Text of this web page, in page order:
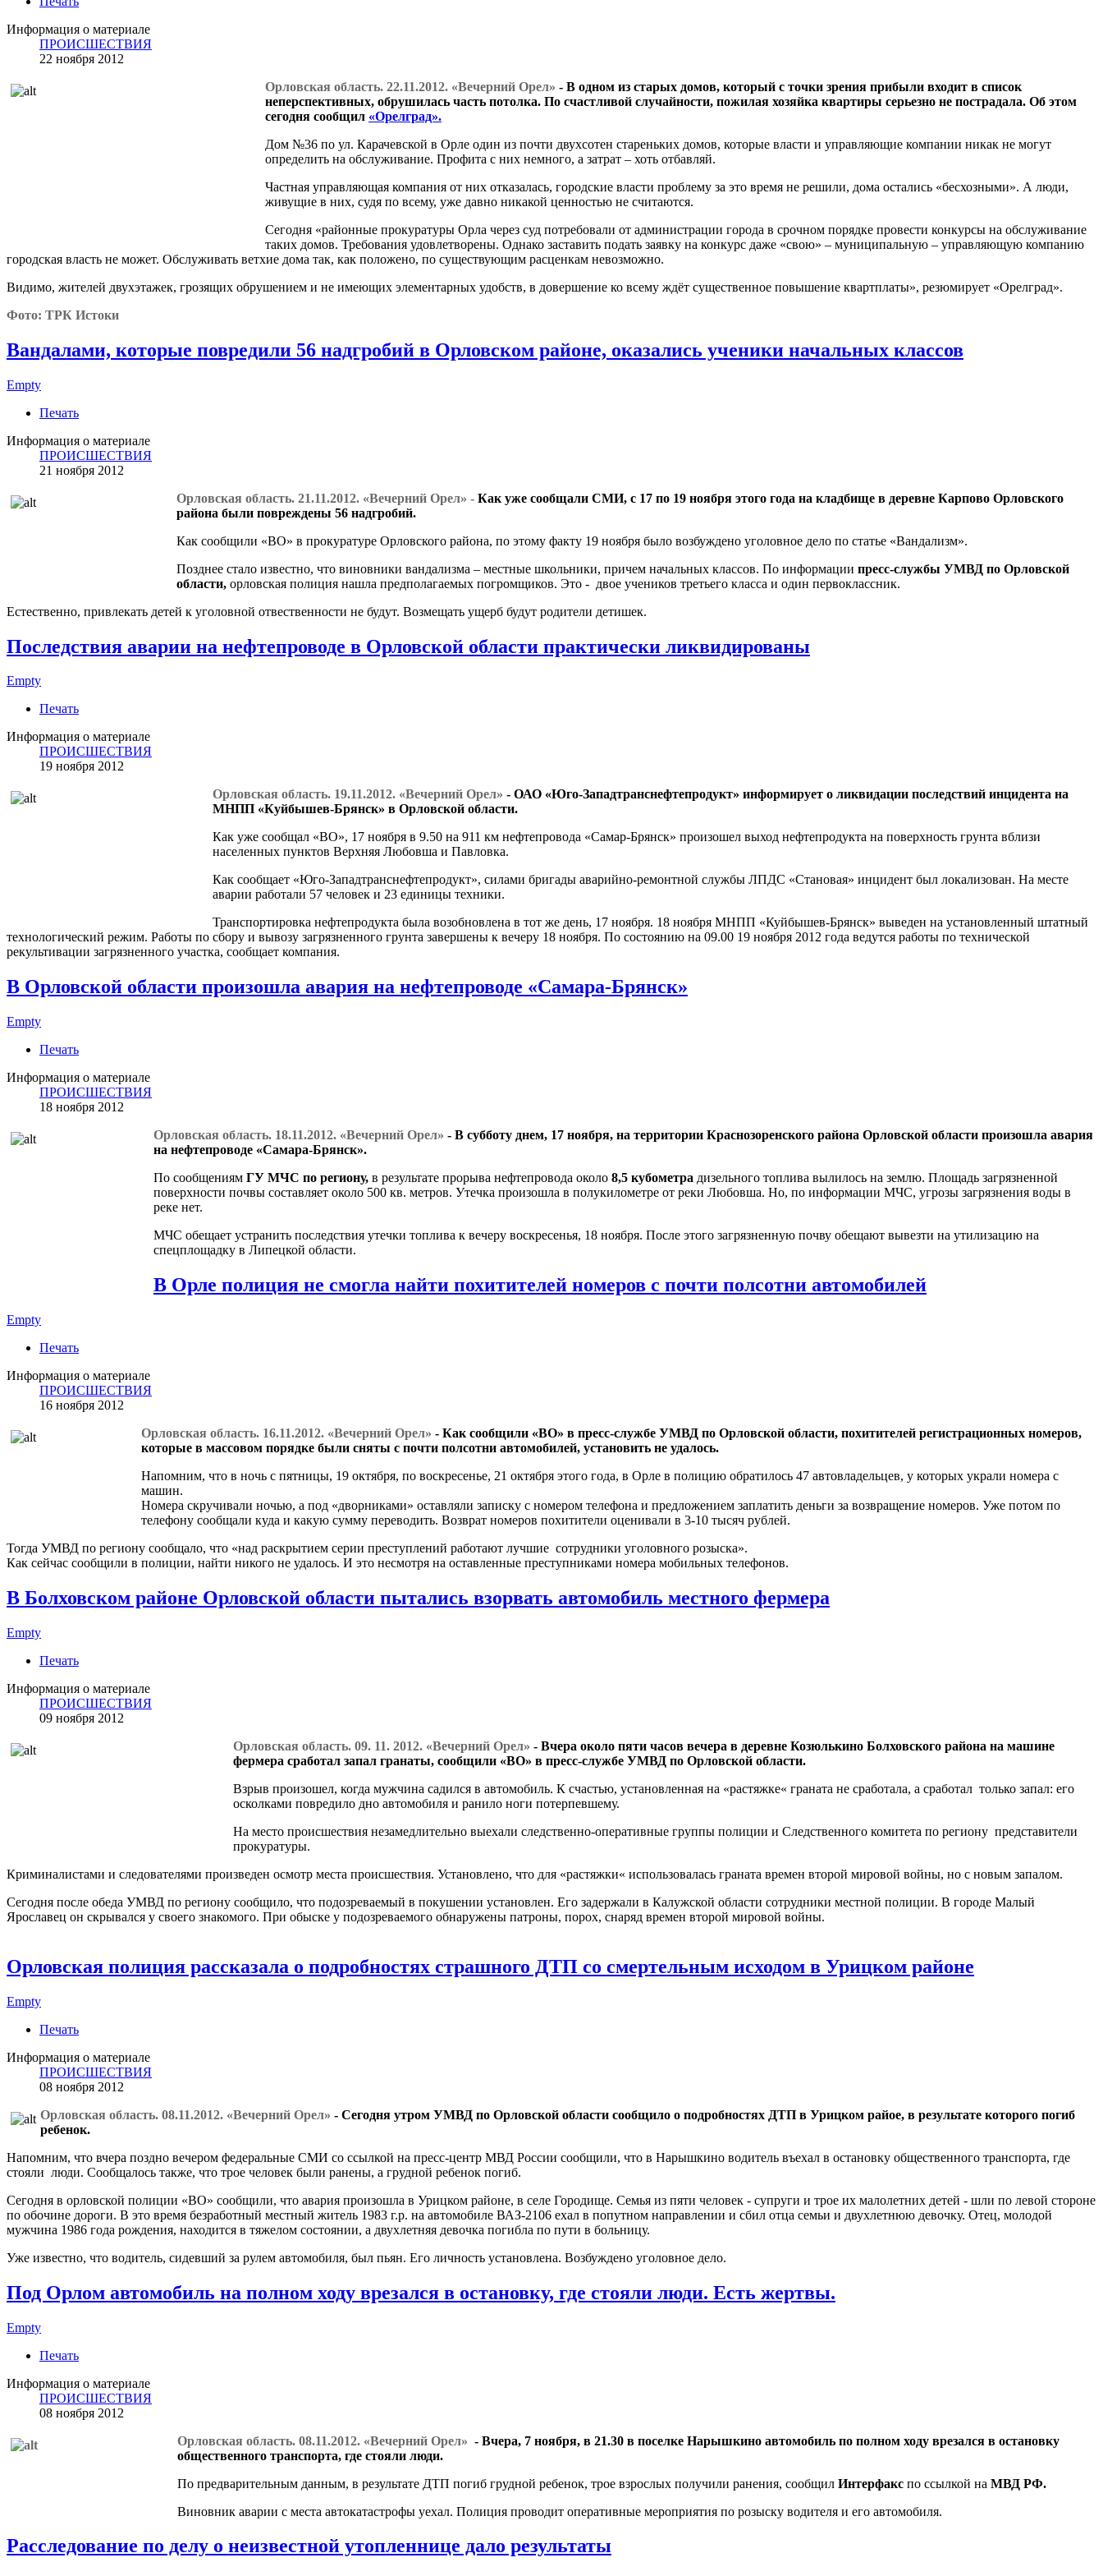
Информация о материале
ПРОИСШЕСТВИЯ
22 ноября 2012
Орловская область. 22.11.2012. «Вечерний Орел» - В одном из старых домов, который с точки зрения прибыли входит в список
неперспективных, обрушилась часть потолка. По счастливой случайности, пожилая хозяйка квартиры серьезно не пострадала. Об этом
сегодня сообщил «Орелград».
Дом №36 по ул. Карачевской в Орле один из почти двухсотен стареньких домов, которые власти и управляющие компании никак не могут
определить на обслуживание. Профита с них немного, а затрат – хоть отбавляй.
Частная управляющая компания от них отказалась, городские власти проблему за это время не решили, дома остались «бесхозными». А люди,
живущие в них, судя по всему, уже давно никакой ценностью не считаются.
Сегодня «районные прокуратуры Орла через суд потребовали от администрации города в срочном порядке провести конкурсы на обслуживание
таких домов. Требования удовлетворены. Однако заставить подать заявку на конкурс даже «свою» – муниципальную – управляющую компанию
городская власть не может. Обслуживать ветхие дома так, как положено, по существующим расценкам невозможно.
Видимо, жителей двухэтажек, грозящих обрушением и не имеющих элементарных удобств, в довершение ко всему ждёт существенное повышение квартплаты», резюмирует «Орелград».
Фото: ТРК Истоки
Вандалами, которые повредили 56 надгробий в Орловском районе, оказались ученики начальных классов
Empty
Печать
Информация о материале
ПРОИСШЕСТВИЯ
21 ноября 2012
Орловская область. 21.11.2012. «Вечерний Орел» - Как уже сообщали СМИ, с 17 по 19 ноября этого года на кладбище в деревне Карпово Орловского
района были повреждены 56 надгробий.
Как сообщили «ВО» в прокуратуре Орловского района, по этому факту 19 ноября было возбуждено уголовное дело по статье «Вандализм».
Позднее стало известно, что виновники вандализма – местные школьники, причем начальных классов. По информации пресс-службы УМВД по Орловской
области, орловская полиция нашла предполагаемых погромщиков. Это - двое учеников третьего класса и один первоклассник.
Естественно, привлекать детей к уголовной отвественности не будут. Возмещать ущерб будут родители детишек.
Последствия аварии на нефтепроводе в Орловской области практически ликвидированы
Empty
Печать
Информация о материале
ПРОИСШЕСТВИЯ
19 ноября 2012
Орловская область. 19.11.2012. «Вечерний Орел» - ОАО «Юго-Западтранснефтепродукт» информирует о ликвидации последствий инцидента на
МНПП «Куйбышев-Брянск» в Орловской области.
Как уже сообщал «ВО», 17 ноября в 9.50 на 911 км нефтепровода «Самар-Брянск» произошел выход нефтепродукта на поверхность грунта вблизи
населенных пунктов Верхняя Любовша и Павловка.
Как сообщает «Юго-Западтранснефтепродукт», силами бригады аварийно-ремонтной службы ЛПДС «Становая» инцидент был локализован. На месте
аварии работали 57 человек и 23 единицы техники.
Транспортировка нефтепродукта была возобновлена в тот же день, 17 ноября. 18 ноября МНПП «Куйбышев-Брянск» выведен на установленный штатный
технологический режим. Работы по сбору и вывозу загрязненного грунта завершены к вечеру 18 ноября. По состоянию на 09.00 19 ноября 2012 года ведутся работы по технической
рекультивации загрязненного участка, сообщает компания.
В Орловской области произошла авария на нефтепроводе «Самара-Брянск»
Empty
Печать
Информация о материале
ПРОИСШЕСТВИЯ
18 ноября 2012
Орловская область. 18.11.2012. «Вечерний Орел» - В субботу днем, 17 ноября, на территории Краснозоренского района Орловской области произошла авария
на нефтепроводе «Самара-Брянск».
По сообщениям ГУ МЧС по региону, в результате прорыва нефтепровода около 8,5 кубометра дизельного топлива вылилось на землю. Площадь загрязненной
поверхности почвы составляет около 500 кв. метров. Утечка произошла в полукилометре от реки Любовша. Но, по информации МЧС, угрозы загрязнения воды в
реке нет.
МЧС обещает устранить последствия утечки топлива к вечеру воскресенья, 18 ноября. После этого загрязненную почву обещают вывезти на утилизацию на
спецплощадку в Липецкой области.
В Орле полиция не смогла найти похитителей номеров с почти полсотни автомобилей
Empty
Печать
Информация о материале
ПРОИСШЕСТВИЯ
16 ноября 2012
Орловская область. 16.11.2012. «Вечерний Орел» - Как сообщили «ВО» в пресс-службе УМВД по Орловской области, похитителей регистрационных номеров,
которые в массовом порядке были сняты с почти полсотни автомобилей, установить не удалось.
Напомним, что в ночь с пятницы, 19 октября, по воскресенье, 21 октября этого года, в Орле в полицию обратилось 47 автовладельцев, у которых украли номера с
машин.
Номера скручивали ночью, а под «дворниками» оставляли записку с номером телефона и предложением заплатить деньги за возвращение номеров. Уже потом по
телефону сообщали куда и какую сумму переводить. Возврат номеров похитители оценивали в 3-10 тысяч рублей.
Тогда УМВД по региону сообщало, что «над раскрытием серии преступлений работают лучшие сотрудники уголовного розыска».
Как сейчас сообщили в полиции, найти никого не удалось. И это несмотря на оставленные преступниками номера мобильных телефонов.
В Болховском районе Орловской области пытались взорвать автомобиль местного фермера
Empty
Печать
Информация о материале
ПРОИСШЕСТВИЯ
09 ноября 2012
Орловская область. 09. 11. 2012. «Вечерний Орел» - Вчера около пяти часов вечера в деревне Козюлькино Болховского района на машине
фермера сработал запал гранаты, сообщили «ВО» в пресс-службе УМВД по Орловской области.
Взрыв произошел, когда мужчина садился в автомобиль. К счастью, установленная на «растяжке« граната не сработала, а сработал только запал: его
осколками повредило дно автомобиля и ранило ноги потерпевшему.
На место происшествия незамедлительно выехали следственно-оперативные группы полиции и Следственного комитета по региону представители
прокуратуры.
Криминалистами и следователями произведен осмотр места происшествия. Установлено, что для «растяжки« использовалась граната времен второй мировой войны, но с новым запалом.
Сегодня после обеда УМВД по региону сообщило, что подозреваемый в покушении установлен. Его задержали в Калужской области сотрудники местной полиции. В городе Малый
Ярославец он скрывался у своего знакомого. При обыске у подозреваемого обнаружены патроны, порох, снаряд времен второй мировой войны.
Орловская полиция рассказала о подробностях страшного ДТП со смертельным исходом в Урицком районе
Empty
Печать
Информация о материале
ПРОИСШЕСТВИЯ
08 ноября 2012
Орловская область. 08.11.2012. «Вечерний Орел» - Сегодня утром УМВД по Орловской области сообщило о подробностях ДТП в Урицком райое, в результате которого погиб
ребенок.
Напомним, что вчера поздно вечером федеральные СМИ со ссылкой на пресс-центр МВД России сообщили, что в Нарышкино водитель въехал в остановку общественного транспорта, где
стояли люди. Сообщалось также, что трое человек были ранены, а грудной ребенок погиб.
Сегодня в орловской полиции «ВО» сообщили, что авария произошла в Урицком районе, в селе Городище. Семья из пяти человек - супруги и трое их малолетних детей - шли по левой стороне
по обочине дороги. В это время безработный местный житель 1983 г.р. на автомобиле ВАЗ-2106 ехал в попутном направлении и сбил отца семьи и двухлетнюю девочку. Отец, молодой
мужчина 1986 года рождения, находится в тяжелом состоянии, а двухлетняя девочка погибла по пути в больницу.
Уже известно, что водитель, сидевший за рулем автомобиля, был пьян. Его личность установлена. Возбуждено уголовное дело.
Под Орлом автомобиль на полном ходу врезался в остановку, где стояли люди. Есть жертвы.
Empty
Печать
Информация о материале
ПРОИСШЕСТВИЯ
08 ноября 2012
Орловская область. 08.11.2012. «Вечерний Орел» - Вчера, 7 ноября, в 21.30 в поселке Нарышкино автомобиль по полном ходу врезался в остановку
общественного транспорта, где стояли люди.
По предварительным данным, в результате ДТП погиб грудной ребенок, трое взрослых получили ранения, сообщил Интерфакс по ссылкой на МВД РФ.
Виновник аварии с места автокатастрофы уехал. Полиция проводит оперативные мероприятия по розыску водителя и его автомобиля.
Расследование по делу о неизвестной утопленнице дало результаты